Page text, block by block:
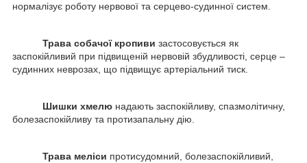
нормалізує роботу нервової та серцево-судинної систем.
Трава собачої кропиви застосовується як
заспокійливий при підвищеній нервовій збудливості, серце –
судинних неврозах, що підвищує артеріальний тиск.
Шишки хмелю надають заспокійливу, спазмолітичну,
болезаспокійливу та протизапальну дію.
Трава меліси протисудомний, болезаспокійливий,